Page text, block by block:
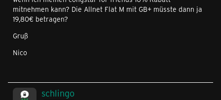
mitnehmen kann? Die Allnet Flat M mit GB+ müsste dann ja
19,80€ betragen?
Gruß
Nico
schlingo